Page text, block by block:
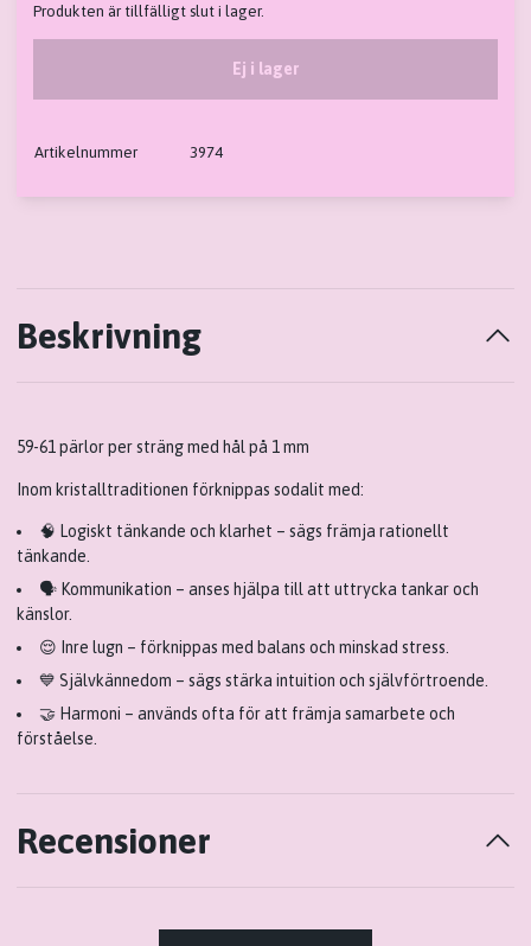
Produkten är tillfälligt slut i lager.
Ej i lager
Artikelnummer 3974
Beskrivning
59-61 pärlor per sträng med hål på 1 mm
Inom kristalltraditionen förknippas sodalit med:
🧠 Logiskt tänkande och klarhet – sägs främja rationellt
tänkande.
🗣️ Kommunikation – anses hjälpa till att uttrycka tankar och
känslor.
😌 Inre lugn – förknippas med balans och minskad stress.
💙 Självkännedom – sägs stärka intuition och självförtroende.
🤝 Harmoni – används ofta för att främja samarbete och
förståelse.
Recensioner